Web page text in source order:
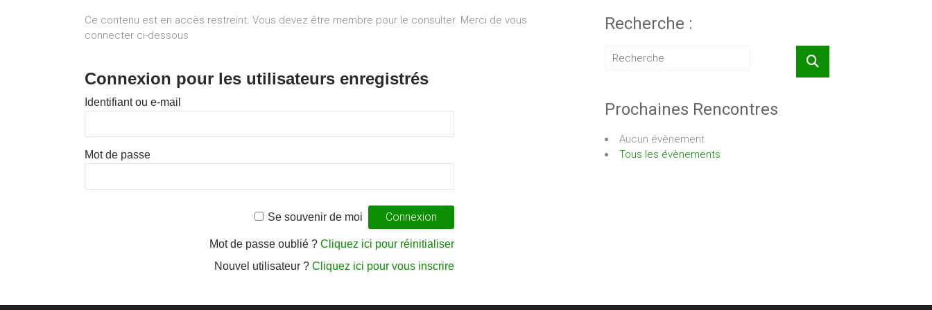
Ce contenu est en accès restreint. Vous devez être membre pour le consulter. Merci de vous
connecter ci-dessous
Connexion pour les utilisateurs enregistrés
Identifiant ou e-mail
Mot de passe
Se souvenir de moi
Mot de passe oublié ? Cliquez ici pour réinitialiser
Nouvel utilisateur ? Cliquez ici pour vous inscrire
Recherche :
Prochaines Rencontres
Aucun évènement
Tous les évènements